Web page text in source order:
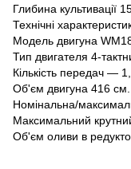
Глибина культивації
Технічні
Модель двигуна
Тип двигателя 4-
Кількість передач —
Об'єм двигуна 416 см.
Номінальна/
Максимальний
Об'єм оливи в